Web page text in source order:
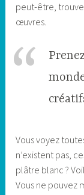
peut-être,
œuvres.
Vous voyez
n’existent pas,
plâtre blanc ?
Vous ne pouvez